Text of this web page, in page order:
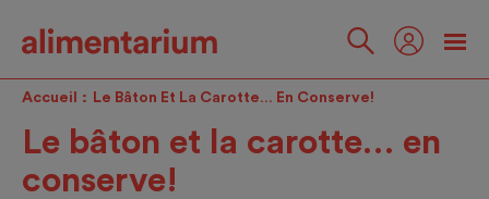
content
Suivez-
nous
Accueil Le Bâton Et La Carotte… En Conserve!
Le bâton et la carotte… en
conserve!